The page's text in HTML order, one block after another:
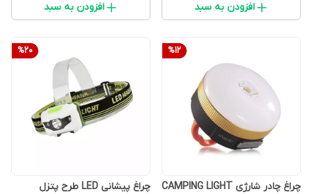
افزودن به سبد افزودن به سبد
%12
چراغ چادر شارژی CAMPING LIGHT
%20
چراغ پیشانی LED طرح پتزل